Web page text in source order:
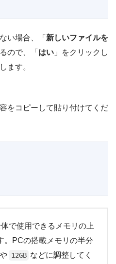
い場合、「 新しいファイルを
ので、「 はい 」をクリックし
ます。
をコピーして貼り付けてくだ
で使用できるメモリの上
。PCの搭載メモリの半分
や 12GB などに調整してく